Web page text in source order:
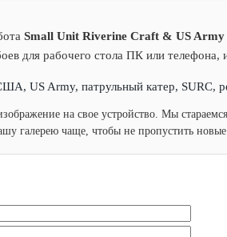
Small Unit Riverine Craft & US Army
для рабочего стола ПК или
US Army, патрульный катер, SURC,
на свое устройство. Мы
галерею чаще, чтобы не пропустить